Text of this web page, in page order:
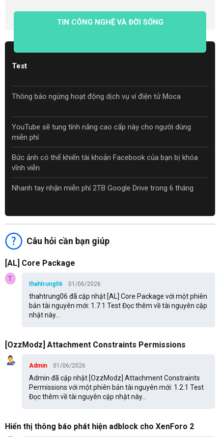
TIN CÔNG NGHỆ VÀ ĐỜI SỐNG
Test
Thông báo ngừng hoạt động dịch vụ ví điện tử Moca
YouTube sẽ tung tính năng cao cấp này cho người dùng
miễn phí
Bức ảnh có thể khiến tài khoản Facebook của bạn bị khóa
vĩnh viễn
Nhanh tay nhận miễn phí 2TB Google Drive trong 6 tháng
Câu hỏi cần bạn giúp
[AL] Core Package
T
thahtrung06 01/06/2026
thahtrung06 đã cập nhật [AL] Core Package với một phiên
bản tài nguyên mới: 1.7.1 Test Đọc thêm về tài nguyên cập
nhật này...
[OzzModz] Attachment Constraints Permissions
Admin 01/06/2026
Admin đã cập nhật [OzzModz] Attachment Constraints
Permissions với một phiên bản tài nguyên mới: 1.2.1 Test
Đọc thêm về tài nguyên cập nhật này...
Hiển thị thông báo phát hiện adblock cho XenForo 2